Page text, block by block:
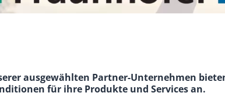
ausgewählten Partner-Unternehmen
für ihre Produkte und Services an.